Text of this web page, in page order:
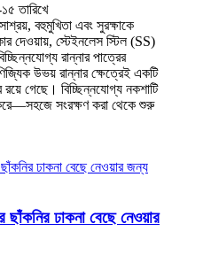
তারিখে
বহুমুখিতা এবং সুরক্ষাকে
দেওয়ায়, স্টেইনলেস স্টিল (SS)
রান্নার পাত্রের
উভয় রান্নার ক্ষেত্রেই একটি
রয়ে গেছে। বিচ্ছিন্নযোগ্য নকশাটি
সংরক্ষণ করা থেকে শুরু
ছাঁকনির ঢাকনা বেছে নেওয়ার